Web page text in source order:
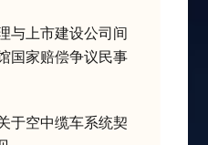
与上市建设公司间
国家赔偿争议民事
于空中缆车系统契